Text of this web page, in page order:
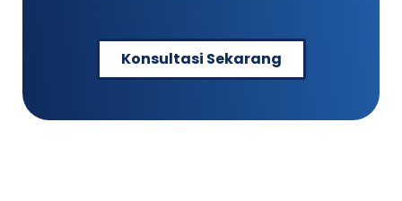
Konsultasi Sekarang